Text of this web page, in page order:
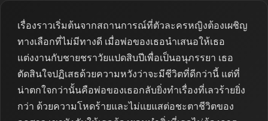
เรื่องราวเริ่มต้นจากสถานการณ์ที่ตัวละครหญิงต้องเผชิญ
ทางเลือกที่ไม่มีทางดี เมื่อพ่อของเธอนำเสนอให้เธอ
แต่งงานกับชายชราวัยแปดสิบปีเพื่อเป็นอนุภรรยา เธอ
ตัดสินใจปฏิเสธด้วยความหวังว่าจะมีชีวิตที่ดีกว่านี้ แต่ที่
น่าตกใจกว่านั้นคือพ่อของเธอกลับยิ่งทำเรื่องที่เลวร้ายยิ่ง
กว่า ด้วยความโหดร้ายและไม่แยแสต่อชะตาชีวิตของ